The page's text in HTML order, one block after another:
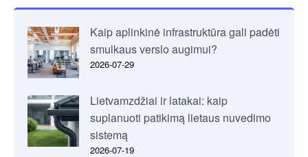
Kaip aplinkinė infrastruktūra gali padėti
smulkaus verslo augimui?
2026-07-29
Lietvamzdžiai ir latakai: kaip
suplanuoti patikimą lietaus nuvedimo
sistemą
2026-07-19